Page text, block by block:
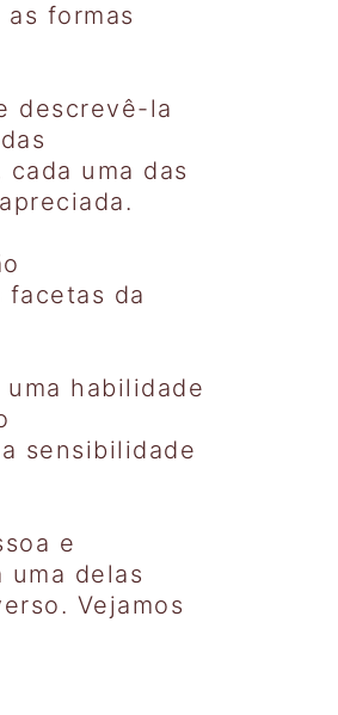
formas
descrevê-la
uma das
da
habilidade
sensibilidade
e
delas
Vejamos